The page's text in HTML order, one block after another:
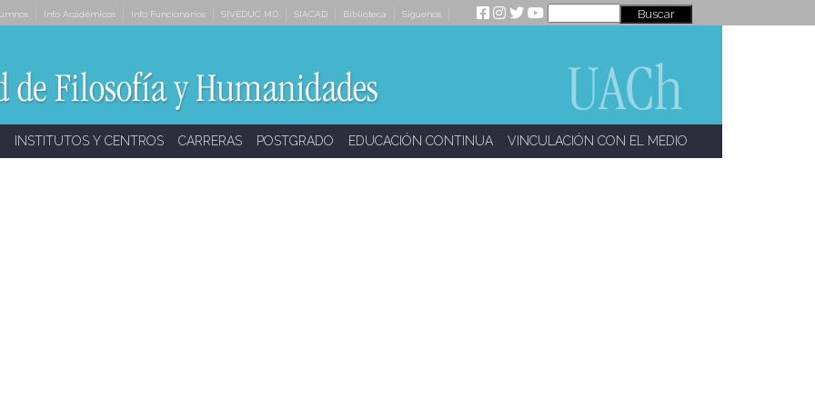
Info Académicos Info Funcionarios SIVEDUC MD SIACAD Biblioteca Síguenos
INSTITUTOS Y CENTROS CARRERAS POSTGRADO EDUCACIÓN CONTINUA VINCULACIÓN CON EL MEDIO